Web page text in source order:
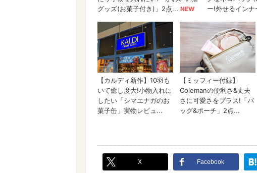
X Facebook